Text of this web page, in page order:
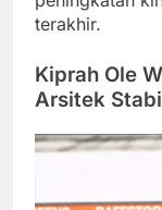
terakhir.
Kiprah Ole
Arsitek